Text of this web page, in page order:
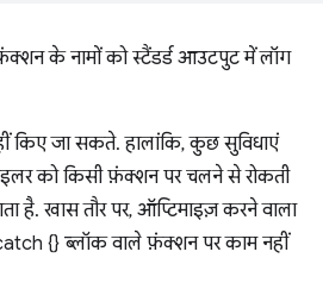
के नामों को स्टैंडर्ड आउटपुट में लॉग
किए जा सकते. हालांकि, कुछ सुविधाएं
को किसी फ़ंक्शन पर चलने से रोकती
है. खास तौर पर, ऑप्टिमाइज़ करने वाला
{} ब्लॉक वाले फ़ंक्शन पर काम नहीं